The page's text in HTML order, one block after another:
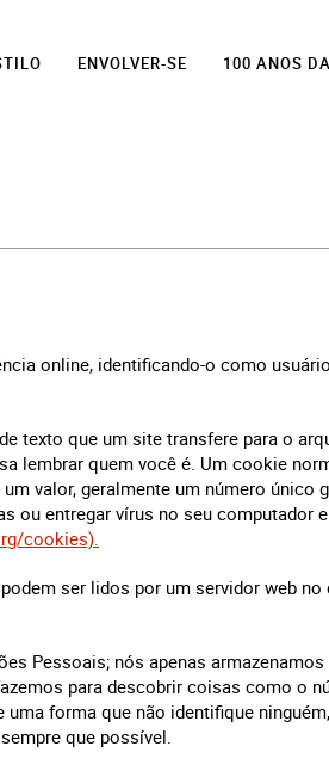
ENVOLVER-SE 100 ANOS
online, identificando-o como
texto que um site transfere para o
lembrar quem você é. Um cookie
valor, geralmente um número único
ou entregar vírus no seu computador
cookies).
ser lidos por um servidor web
Pessoais; nós apenas
para descobrir coisas como o
forma que não identifique
que possível.